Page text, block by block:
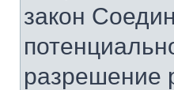
закон
разрешение